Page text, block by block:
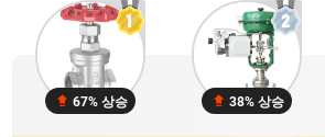
67% 상승 38% 상승